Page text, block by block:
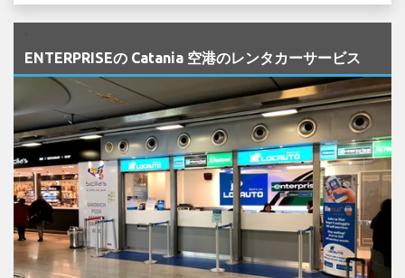
ENTERPRISEの Catania 空港のレンタカーサービス